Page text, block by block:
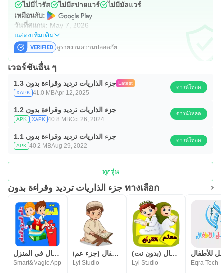
ไม่มีไวรัส
ไม่มีสปายแวร์
ไม่มีมัลแวร์
เหมือนกับ:
วันที่สแกน: May 7, 2026
แสดงเพิ่มเติม
ดูรายงานความปลอดภัย
เวอร์ชันอื่น ๆ
جزء الذاريات ترديد وقراءة بدون 1.3 Latest
XAPK 41.0 MBApr 12, 2025
ดาวน์โหลด
جزء الذاريات ترديد وقراءة بدون 1.2
APK XAPK 40.8 MBOct 26, 2024
ดาวน์โหลด
جزء الذاريات ترديد وقراءة بدون 1.1
APK 40.2 MBAug 29, 2022
ดาวน์โหลด
ทุกรุ่น
جزء الذاريات ترديد وقراءة بدون ทางเลือก
روضة الاطفال في المنزل
Smart&Magic App
المصحف المعلم للاطفال (جزء عم)
Lyl Studio
معلم القرآن للاطفال (بدون نت)
Lyl Studio Eqra Tech